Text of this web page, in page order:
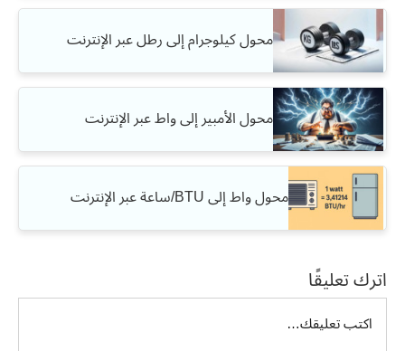
محول كيلوجرام إلى رطل عبر الإنترنت
محول الأمبير إلى واط عبر الإنترنت
محول واط إلى BTU/ساعة عبر الإنترنت
اترك تعليقًا
تعليق